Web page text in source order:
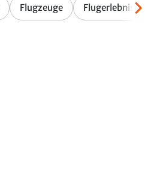
Flugzeuge Flugerlebnis